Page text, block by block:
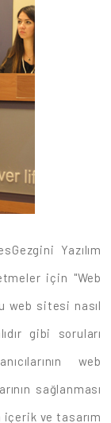
Yazılım
için "Web
web sitesi nasıl
gibi soruları
web
sağlanması
ve tasarım